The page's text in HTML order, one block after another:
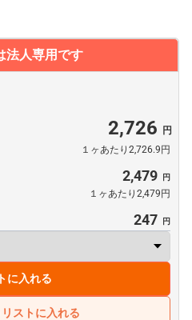
法人専用です
2,726
１ヶあたり2,726.9円
2,479
１ヶあたり2,479円
247
に入れる
ストに入れる